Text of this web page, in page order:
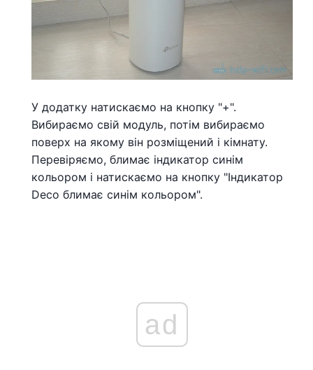
У додатку натискаємо на кнопку "+".
Вибираємо свій модуль, потім вибираємо
поверх на якому він розміщений і кімнату.
Перевіряємо, блимає індикатор синім
кольором і натискаємо на кнопку "Індикатор
Deco блимає синім кольором".
ad